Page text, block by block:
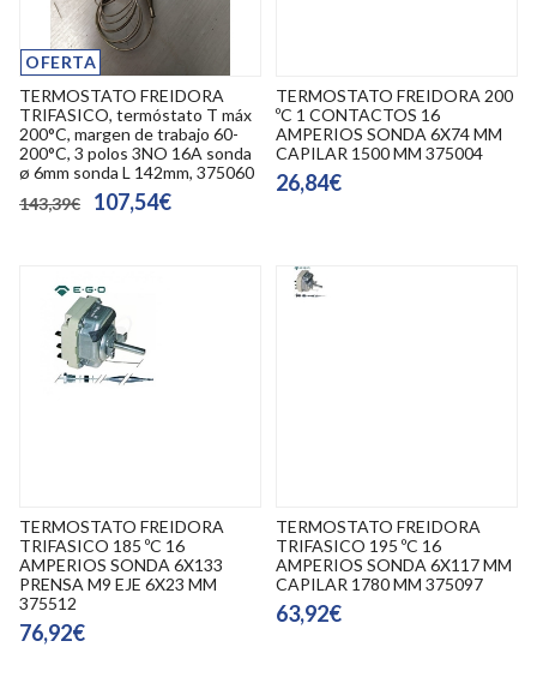
OFERTA
TERMOSTATO FREIDORA
TRIFASICO, termóstato T máx
200°C, margen de trabajo 60-
200°C, 3 polos 3NO 16A sonda
ø 6mm sonda L 142mm, 375060
143,39€
107,54€
TERMOSTATO FREIDORA 200
ºC 1 CONTACTOS 16
AMPERIOS SONDA 6X74 MM
CAPILAR 1500 MM 375004
26,84€
TERMOSTATO FREIDORA
TRIFASICO 185 ºC 16
AMPERIOS SONDA 6X133
PRENSA M9 EJE 6X23 MM
375512
76,92€
TERMOSTATO FREIDORA
TRIFASICO 195 ºC 16
AMPERIOS SONDA 6X117 MM
CAPILAR 1780 MM 375097
63,92€